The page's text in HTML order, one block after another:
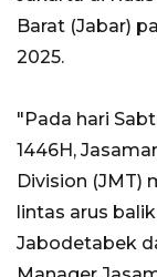
Barat (Jabar)
2025.
"Pada hari
1446H,
Division (JMT)
lintas arus
Jabodetabek